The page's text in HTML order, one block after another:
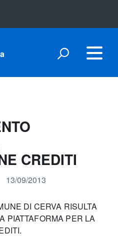
CREDITI
13/09/2013
DI CERVA RISULTA
PIATTAFORMA PER LA